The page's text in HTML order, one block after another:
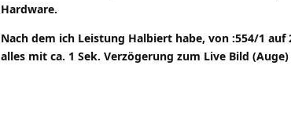
Hardware.
Nach dem ich Leistung Halbiert habe, von :554/1
alles mit ca. 1 Sek. Verzögerung zum Live Bild (Auge)